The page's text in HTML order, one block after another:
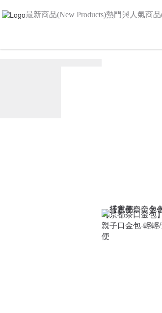
最新商品(New Products)熱門與人氣商品
【京都奈口金包
親子口金包-輕輕
便